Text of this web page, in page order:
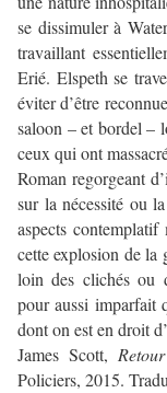
se dissimuler à
travaillant
Erié. Elspeth se
éviter d’être
saloon – et bordel –
ceux qui ont
Roman regorgeant
sur la nécessité ou
aspects contemplatif
cette explosion de la
loin des clichés ou
pour aussi imparfait
dont on est en droit
James Scott,
Policiers, 2015.